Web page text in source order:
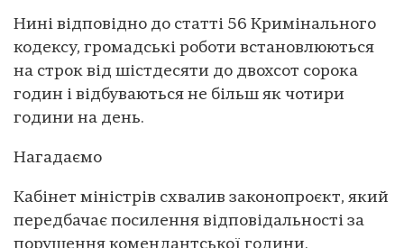
Нині відповідно до статті 56 Кримінального
кодексу, громадські роботи встановлюються
на строк від шістдесяти до двохсот сорока
годин і відбуваються не більш як чотири
години на день.
Нагадаємо
Кабінет міністрів схвалив законопроєкт, який
передбачає посилення відповідальності за